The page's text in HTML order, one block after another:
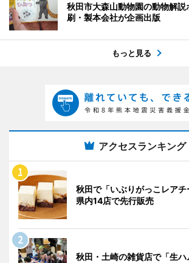
秋田市大森山動物園の動物解
刷・製本会社が企画出版
もっと見る
アクセスランキング
秋田で「いぶりがっこレア
県内14店で先行販売
秋田・土崎の雑貨店で「生